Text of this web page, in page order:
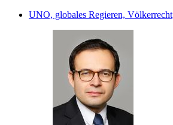
UNO, globales Regieren, Völkerrecht